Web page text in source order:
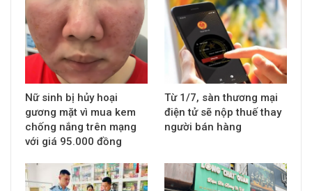
Nữ sinh bị hủy hoại
gương mặt vì mua kem
chống nắng trên mạng
với giá 95.000 đồng
Từ 1/7, sàn thương mại
điện tử sẽ nộp thuế thay
người bán hàng